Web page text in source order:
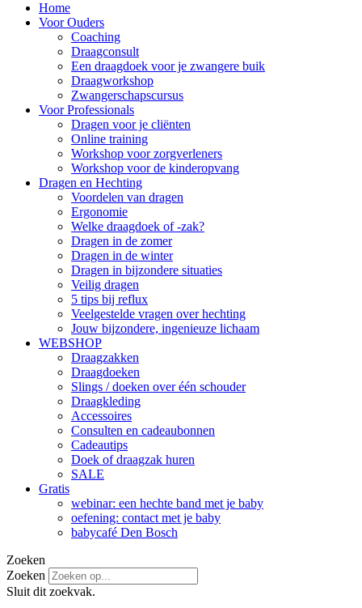
Home
Voor Ouders
Coaching
Draagconsult
Een draagdoek voor je zwangere buik
Draagworkshop
Zwangerschapscursus
Voor Professionals
Dragen voor je cliënten
Online training
Workshop voor zorgverleners
Workshop voor de kinderopvang
Dragen en Hechting
Voordelen van dragen
Ergonomie
Welke draagdoek of -zak?
Dragen in de zomer
Dragen in de winter
Dragen in bijzondere situaties
Veilig dragen
5 tips bij reflux
Veelgestelde vragen over hechting
Jouw bijzondere, ingenieuze lichaam
WEBSHOP
Draagzakken
Draagdoeken
Slings / doeken over één schouder
Draagkleding
Accessoires
Consulten en cadeaubonnen
Cadeautips
Doek of draagzak huren
SALE
Gratis
webinar: een hechte band met je baby
oefening: contact met je baby
babycafé Den Bosch
Zoeken
Zoeken
Sluit dit zoekvak.